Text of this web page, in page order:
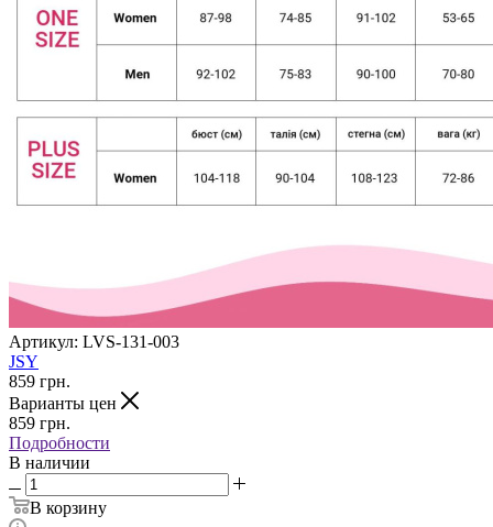
Артикул: LVS-131-003
JSY
859 грн.
Варианты цен
859 грн.
Подробности
В наличии
В корзину